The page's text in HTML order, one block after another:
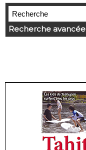
Recherche avancée